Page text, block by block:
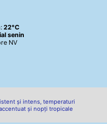
22°C
senin
NV
și intens, temperaturi
și nopți tropicale